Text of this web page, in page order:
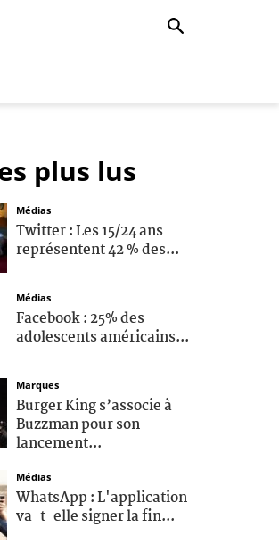
plus lus
Médias
Twitter : Les 15/24 ans
représentent 42 % des...
Médias
Facebook : 25% des
adolescents américains...
Marques
Burger King s’associe à
Buzzman pour son
lancement...
Médias
WhatsApp : L'application
va-t-elle signer la fin...